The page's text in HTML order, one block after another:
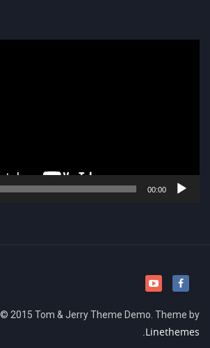
00:00
2015 Tom & Jerry Theme Demo. Theme by
Linethemes.